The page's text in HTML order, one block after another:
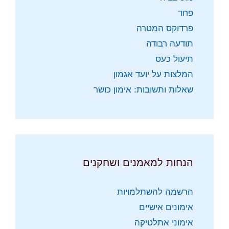
פחד
פרדוקס המטרה
תודעה רבודה
תיעול כעס
המלצות על יועד אגמון
שאלות ותשובות: אימון כושר
הנחות למאמנים ושחקנים
הרשמה להשתלמויות
אימונים אישיים
אימוני אתלטיקה